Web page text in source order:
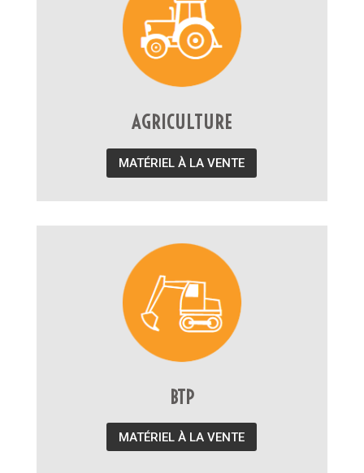
AGRICULTURE
MATÉRIEL À LA VENTE
BTP
MATÉRIEL À LA VENTE